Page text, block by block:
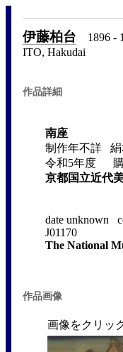
伊藤柏台 1896 -
ITO, Hakudai
作品詳細
南座
制作年不詳 絹
令和5年度 購
京都国立近代
date unknown
J01170
The National
作品画像
画像をクリッ